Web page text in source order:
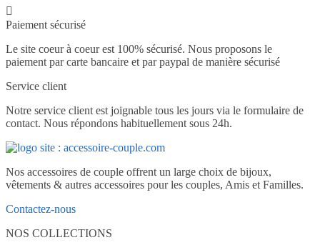
la
page
Paiement sécurisé
Le site coeur à coeur est 100% sécurisé. Nous proposons le
paiement par carte bancaire et par paypal de manière sécurisé
Service client
Notre service client est joignable tous les jours via le formulaire de
contact. Nous répondons habituellement sous 24h.
Nos accessoires de couple offrent un large choix de bijoux,
vêtements & autres accessoires pour les couples, Amis et Familles.
Contactez-nous
NOS COLLECTIONS